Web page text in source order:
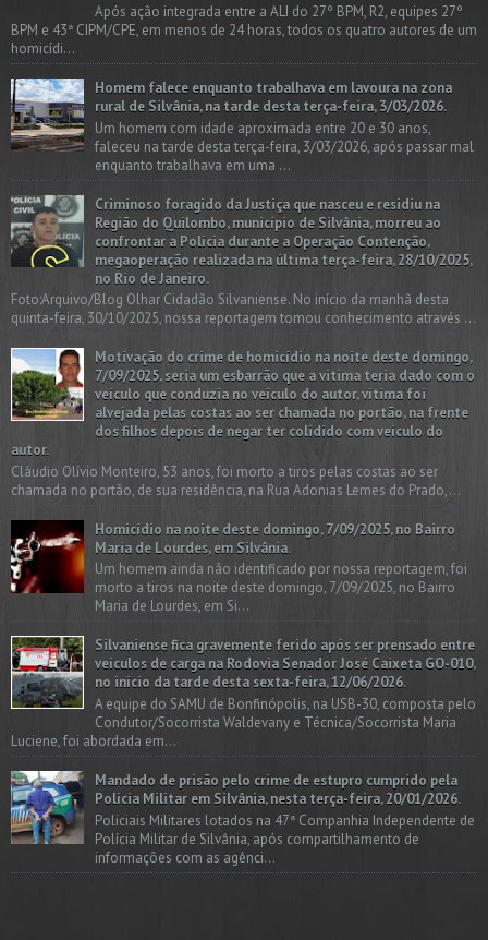
Após ação integrada entre a ALI do 27º BPM, R2, equipes 27º
BPM e 43ª CIPM/CPE, em menos de 24 horas, todos os quatro autores de um
homicídi...
Homem falece enquanto trabalhava em lavoura na zona
rural de Silvânia, na tarde desta terça-feira, 3/03/2026.
Um homem com idade aproximada entre 20 e 30 anos,
faleceu na tarde desta terça-feira, 3/03/2026, após passar mal
enquanto trabalhava em uma ...
Criminoso foragido da Justiça que nasceu e residiu na
Região do Quilombo, município de Silvânia, morreu ao
confrontar a Polícia durante a Operação Contenção,
megaoperação realizada na última terça-feira, 28/10/2025,
no Rio de Janeiro.
Foto:Arquivo/Blog Olhar Cidadão Silvaniense. No início da manhã desta
quinta-feira, 30/10/2025, nossa reportagem tomou conhecimento através ...
Motivação do crime de homicídio na noite deste domingo,
7/09/2025, seria um esbarrão que a vitima teria dado com o
veículo que conduzia no veículo do autor, vítima foi
alvejada pelas costas ao ser chamada no portão, na frente
dos filhos depois de negar ter colidido com veículo do
autor.
Cláudio Olívio Monteiro, 53 anos, foi morto a tiros pelas costas ao ser
chamada no portão, de sua residência, na Rua Adonias Lemes do Prado,...
Homicídio na noite deste domingo, 7/09/2025, no Bairro
Maria de Lourdes, em Silvânia.
Um homem ainda não identificado por nossa reportagem, foi
morto a tiros na noite deste domingo, 7/09/2025, no Bairro
Maria de Lourdes, em Si...
Silvaniense fica gravemente ferido após ser prensado entre
veículos de carga na Rodovia Senador José Caixeta GO-010,
no início da tarde desta sexta-feira, 12/06/2026.
A equipe do SAMU de Bonfinópolis, na USB-30, composta pelo
Condutor/Socorrista Waldevany e Técnica/Socorrista Maria
Luciene, foi abordada em...
Mandado de prisão pelo crime de estupro cumprido pela
Polícia Militar em Silvânia, nesta terça-feira, 20/01/2026.
Policiais Militares lotados na 47ª Companhia Independente de
Polícia Militar de Silvânia, após compartilhamento de
informações com as agênci...